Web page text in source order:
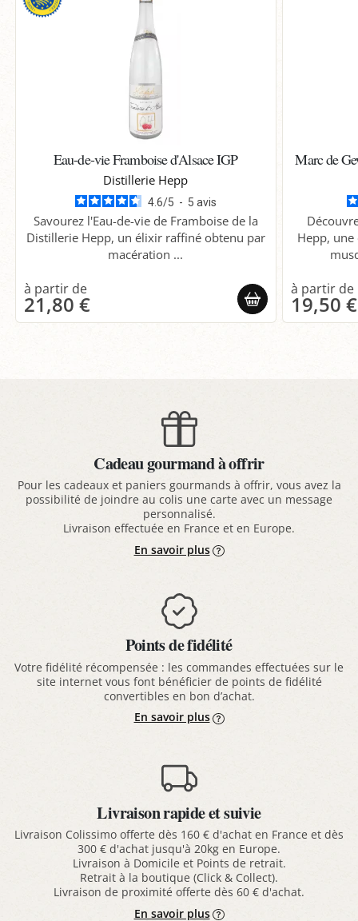
Eau-de-vie Framboise d'Alsace IGP
Distillerie Hepp
4.6/5 - 5 avis
Savourez l'Eau-de-vie de Framboise de la
Distillerie Hepp, un élixir raffiné obtenu par
macération ...
21,80 €
Marc de
Hepp,
19,50 €
Cadeau gourmand à offrir
Pour les cadeaux et paniers gourmands à offrir, vous avez la
possibilité de joindre au colis une carte avec un message
personnalisé.
Livraison effectuée en France et en Europe.
En savoir plus
Points de fidélité
Votre fidélité récompensée : les commandes effectuées sur le
site internet vous font bénéficier de points de fidélité
convertibles en bon d’achat.
En savoir plus
Livraison rapide et suivie
Livraison Colissimo offerte dès 160 € d'achat en France et dès
300 € d'achat jusqu'à 20kg en Europe.
Livraison à Domicile et Points de retrait.
Retrait à la boutique (Click & Collect).
Livraison de proximité offerte dès 60 € d'achat.
En savoir plus